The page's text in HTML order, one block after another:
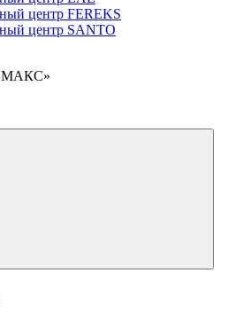
центр FEREKS
центр SANTO